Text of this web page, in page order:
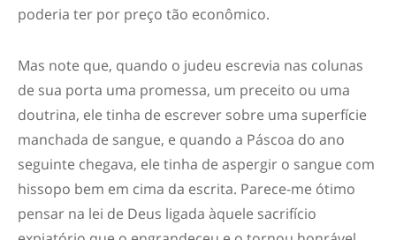
poderia ter por preço tão econômico.
Mas note que, quando o judeu escrevia nas colunas
de sua porta uma promessa, um preceito ou uma
doutrina, ele tinha de escrever sobre uma superfície
manchada de sangue, e quando a Páscoa do ano
seguinte chegava, ele tinha de aspergir o sangue com
hissopo bem em cima da escrita. Parece-me ótimo
pensar na lei de Deus ligada àquele sacrifício